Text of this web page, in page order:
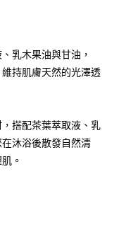
乳木果油與甘油，
持肌膚天然的光澤透
搭配茶葉萃取液、乳
沐浴後散發自然清
。